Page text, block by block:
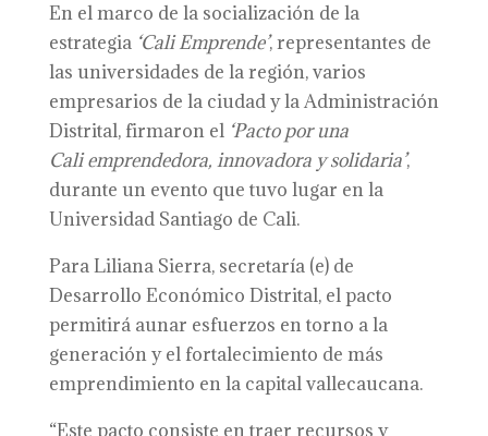
En el marco de la socialización de la
estrategia ‘Cali Emprende’, representantes de
las universidades de la región, varios
empresarios de la ciudad y la Administración
Distrital, firmaron el ‘Pacto por una
Caliemprendedora, innovadora y solidaria’,
durante un evento que tuvo lugar en la
Universidad Santiago de Cali.
Para Liliana Sierra, secretaría (e) de
Desarrollo Económico Distrital, el pacto
permitirá aunar esfuerzos en torno a la
generación y el fortalecimiento de más
emprendimiento en la capital vallecaucana.
“Este pacto consiste en traer recursos y